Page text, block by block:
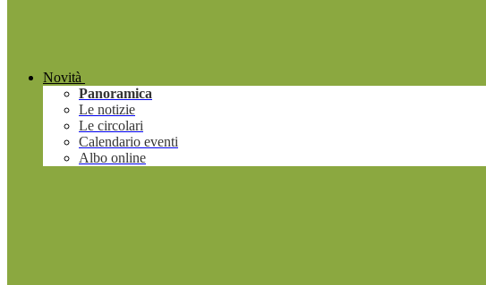
Novità
Panoramica
Le notizie
Le circolari
Calendario eventi
Albo online